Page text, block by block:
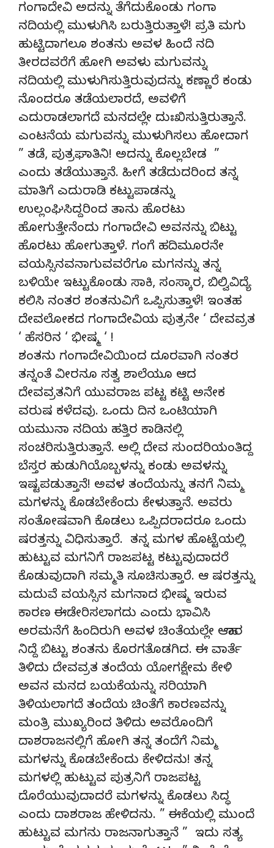
ಗಂಗಾದೇವಿ ಅದನ್ನು ತೆಗೆದುಕೊಂಡು ಗಂಗಾ
ನದಿಯಲ್ಲಿ ಮುಳುಗಿಸಿ ಬರುತ್ತಿರುತ್ತಾಳೆ! ಪ್ರತಿ ಮಗು
ಹುಟ್ಟಿದಾಗಲೂ ಶಂತನು ಅವಳ ಹಿಂದೆ ನದಿ
ತೀರದವರೆಗೆ ಹೋಗಿ ಅವಳು ಮಗುವನ್ನು
ನದಿಯಲ್ಲಿ ಮುಳುಗಿಸುತ್ತಿರುವುದನ್ನು ಕಣ್ಣಾರೆ ಕಂಡು
ನೊಂದರೂ ತಡೆಯಲಾರದೆ, ಅವಳಿಗೆ
ಎದುರಾಡಲಾಗದೆ ಮನದಲ್ಲೇ ದುಃಖಿಸುತ್ತಿರುತ್ತಾನೆ.
ಎಂಟನೆಯ ಮಗುವನ್ನು ಮುಳುಗಿಸಲು ಹೋದಾಗ
” ತಡೆ, ಪುತ್ರಘಾತಿನಿ! ಅದನ್ನು ಕೊಲ್ಲಬೇಡ ”
ಎಂದು ತಡೆಯುತ್ತಾನೆ. ಹೀಗೆ ತಡೆದುದರಿಂದ ತನ್ನ
ಮಾತಿಗೆ ಎದುರಾಡಿ ಕಟ್ಟುಪಾಡನ್ನು
ಉಲ್ಲಂಘಿಸಿದ್ದರಿಂದ ತಾನು ಹೊರಟು
ಹೋಗುತ್ತೇನೆಂದು ಗಂಗಾದೇವಿ ಅವನನ್ನು ಬಿಟ್ಟು
ಹೊರಟು ಹೋಗುತ್ತಾಳೆ. ಗಂಗೆ ಹದಿಮೂರನೇ
ವಯಸ್ಸಿನವನಾಗುವವರೆಗೂ ಮಗನನ್ನು ತನ್ನ
ಬಳಿಯೇ ಇಟ್ಟುಕೊಂಡು ಸಾಕಿ, ಸಂಸ್ಕಾರ, ಬಿಲ್ವಿವಿದ್ಯೆ
ಕಲಿಸಿ ನಂತರ ಶಂತನುವಿಗೆ ಒಪ್ಪಿಸುತ್ತಾಳೆ! ಇಂತಹ
ದೇವಲೋಕದ ಗಂಗಾದೇವಿಯ ಪುತ್ರನೇ ‘ ದೇವವ್ರತ
‘ ಹೆಸರಿನ ‘ ಭೀಷ್ಮ ‘ !
ಶಂತನು ಗಂಗಾದೇವಿಯಿಂದ ದೂರವಾಗಿ ನಂತರ
ತನ್ನಂತೆ ವೀರನೂ ಸತ್ವ ಶಾಲೆಯೂ ಆದ
ದೇವವ್ರತನಿಗೆ ಯುವರಾಜ ಪಟ್ಟ ಕಟ್ಟಿ ಅನೇಕ
ವರುಷ ಕಳೆದವು. ಒಂದು ದಿನ ಒಂಟಿಯಾಗಿ
ಯಮುನಾ ನದಿಯ ಹತ್ತಿರ ಕಾಡಿನಲ್ಲಿ
ಸಂಚರಿಸುತ್ತಿರುತ್ತಾನೆ. ಅಲ್ಲಿ ದೇವ ಸುಂದರಿಯಂತಿದ್ದ
ಬೆಸ್ತರ ಹುಡುಗಿಯೊಬ್ಬಳನ್ನು ಕಂಡು ಅವಳನ್ನು
ಇಷ್ಟಪಡುತ್ತಾನೆ! ಅವಳ ತಂದೆಯನ್ನು ತನಗೆ ನಿಮ್ಮ
ಮಗಳನ್ನು ಕೊಡಬೇಕೆಂದು ಕೇಳುತ್ತಾನೆ. ಅವರು
ಸಂತೋಷವಾಗಿ ಕೊಡಲು ಒಪ್ಪಿದರಾದರೂ ಒಂದು
ಷರತ್ತನ್ನು ವಿಧಿಸುತ್ತಾರೆ. ತನ್ನ ಮಗಳ ಹೊಟ್ಟೆಯಲ್ಲಿ
ಹುಟ್ಟುವ ಮಗನಿಗೆ ರಾಜಪಟ್ಟ ಕಟ್ಟುವುದಾದರೆ
ಕೊಡುವುದಾಗಿ ಸಮ್ಮತಿ ಸೂಚಿಸುತ್ತಾರೆ. ಆ ಷರತ್ತನ್ನು
ಮದುವೆ ವಯಸ್ಸಿನ ಮಗನಾದ ಭೀಷ್ಮ ಇರುವ
ಕಾರಣ ಈಡೇರಿಸಲಾಗದು ಎಂದು ಭಾವಿಸಿ
ಅರಮನೆಗೆ ಹಿಂದಿರುಗಿ ಅವಳ ಚಿಂತೆಯಲ್ಲೇ ಆಹಾರ
ನಿದ್ದೆ ಬಿಟ್ಟು ಶಂತನು ಕೊರಗತೊಡಗಿದ. ಈ ವಾರ್ತೆ
ತಿಳಿದು ದೇವವ್ರತ ತಂದೆಯ ಯೋಗಕ್ಷೇಮ ಕೇಳಿ
ಅವನ ಮನದ ಬಯಕೆಯನ್ನು ಸರಿಯಾಗಿ
ತಿಳಿಯಲಾಗದೆ ತಂದೆಯ ಚಿಂತೆಗೆ ಕಾರಣವನ್ನು
ಮಂತ್ರಿ ಮುಖ್ಯರಿಂದ ತಿಳಿದು ಅವರೊಂದಿಗೆ
ದಾಶರಾಜನಲ್ಲಿಗೆ ಹೋಗಿ ತನ್ನ ತಂದೆಗೆ ನಿಮ್ಮ
ಮಗಳನ್ನು ಕೊಡಬೇಕೆಂದು ಕೇಳಿದನು! ತನ್ನ
ಮಗಳಲ್ಲಿ ಹುಟ್ಟುವ ಪುತ್ರನಿಗೆ ರಾಜಪಟ್ಟ
ದೊರೆಯುವುದಾದರೆ ಮಗಳನ್ನು ಕೊಡಲು ಸಿದ್ಧ
ಎಂದು ದಾಶರಾಜ ಹೇಳಿದನು. ” ಈಕೆಯಲ್ಲಿ ಮುಂದೆ
ಹುಟ್ಟುವ ಮಗನು ರಾಜನಾಗುತ್ತಾನೆ ” ಇದು ಸತ್ಯ